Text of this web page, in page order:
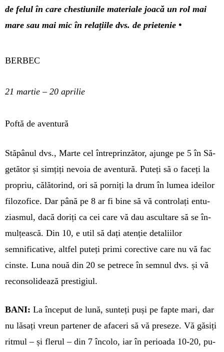
de felul în care chestiunile materiale joacă un rol mai
mare sau mai mic în relațiile dvs. de prietenie •
BERBEC
21 martie – 20 aprilie
Poftă de aventură
Stăpânul dvs., Marte cel în­treprinzător, ajunge pe 5 în Să­
getător și simțiți nevoia de aven­tură. Puteți să o faceți la
propriu, călătorind, ori să porniți la drum în lumea ideilor
filozofice. Dar până pe 8 ar fi bine să vă con­trolați entu­
ziasmul, dacă doriți ca cei care vă dau ascultare să se în­
mulțească. Din 10, e util să dați aten­­ție deta­liilor
semnificative, alt­fel puteți pri­mi corective care nu vă fac
cinste. Luna nouă din 20 se petrece în sem­nul dvs. și vă
re­con­solidează prestigiul.
BANI: La început de lună, sunteți puși pe fapte mari, dar
nu lăsați vreun partener de afaceri să vă pre­seze. Vă găsiți
ritmul – și flerul – din 7 încolo, iar în perioada 10-20, pu­­­